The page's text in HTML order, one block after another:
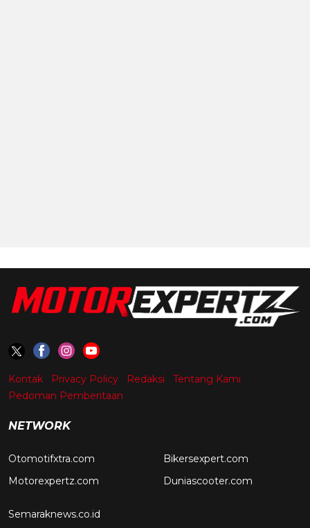
Kontak Privacy Policy Redaksi
Tentang Kami
Pedoman Pemberitaan
NETWORK
Otomotifxtra.com
Motorexpertz.com
Bikersexpert.com
Duniascooter.com
Semaraknews.co.id